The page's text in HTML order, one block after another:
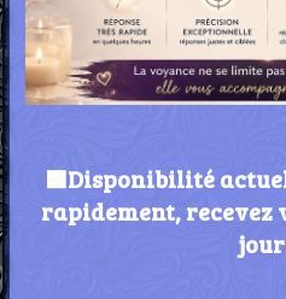
🟩Disponibilité
rapidement, recevez